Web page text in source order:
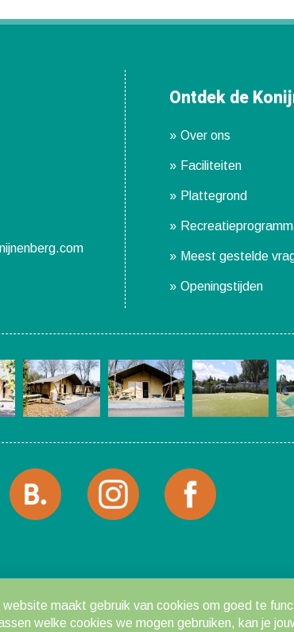
Ontdek de
Over ons
Faciliteiten
Plattegrond
Meest gestelde
Openingstijden
website maakt gebruik van cookies om goed te
welke cookies we mogen gebruiken, kan je